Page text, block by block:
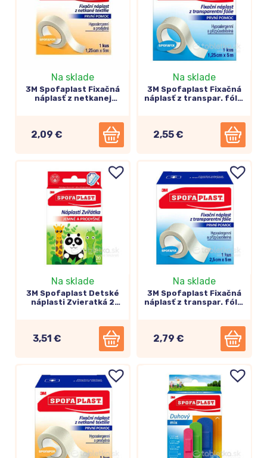
Na sklade
3M Spofaplast Fixačná
náplasť z netkanej
2,09 €
Na sklade
3M Spofaplast Fixačná
náplasť z transpar. fólie
2,55 €
Na sklade
3M Spofaplast Detské
náplasti Zvieratká 2
3,51 €
Na sklade
3M Spofaplast Fixačná
náplasť z transpar. fólie
2,79 €